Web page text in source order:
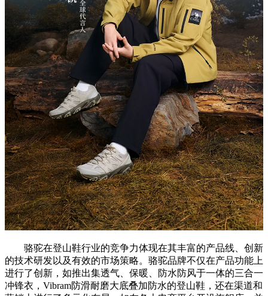
骆驼在登山鞋行业的竞争力体现在其丰富的产品线、创新
的技术研发以及有效的市场策略。骆驼品牌不仅在产品功能上
进行了创新，如推出集透气、保暖、防水防风于一体的三合一
冲锋衣，Vibram防滑耐磨大底叠加防水的登山鞋，还在渠道和